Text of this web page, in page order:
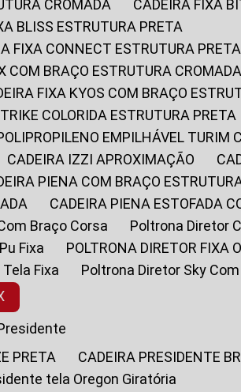
CROMADA
CADEIRA FIXA
BLISS ESTRUTURA PRETA
FIXA CONNECT ESTRUTURA PRETA
COM BRAÇO ESTRUTURA CROMADA
FIXA KYOS COM BRAÇO
COLORIDA ESTRUTURA PRETA
EMPILHÁVEL TURIM
CADEIRA IZZI APROXIMAÇÃO
PIENA COM BRAÇO
CADEIRA PIENA ESTOFADA
Braço Corsa
Poltrona Diretor
Fixa
POLTRONA DIRETOR FIXA
Fixa
Poltrona Diretor Sky
Presidente
PRETA
CADEIRA PRESIDENTE
tela Oregon Giratória